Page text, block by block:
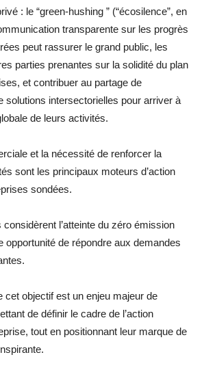
: le “green-hushing ” (“écosilence”, en
transparente sur les progrès
peut rassurer le grand public, les
parties prenantes sur la solidité du plan
et contribuer au partage de
solutions intersectorielles pour arriver à
de leurs activités.
et la nécessité de renforcer la
sont les principaux moteurs d’action
sondées.
considèrent l’atteinte du zéro émission
opportunité de répondre aux demandes
cet objectif est un enjeu majeur de
de définir le cadre de l’action
tout en positionnant leur marque de